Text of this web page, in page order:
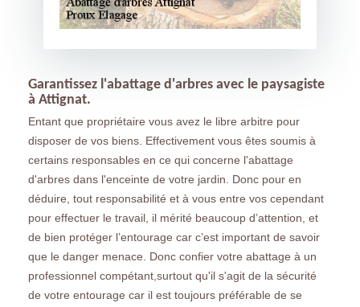
Garantissez l'abattage d'arbres avec le paysagiste
à Attignat.
Entant que propriétaire vous avez le libre arbitre pour
disposer de vos biens. Effectivement vous êtes soumis à
certains responsables en ce qui concerne l'abattage
d'arbres dans l'enceinte de votre jardin. Donc pour en
déduire, tout responsabilité et à vous entre vos cependant
pour effectuer le travail, il mérité beaucoup d’attention, et
de bien protéger l’entourage car c’est important de savoir
que le danger menace. Donc confier votre abattage à un
professionnel compétant,surtout qu'il s'agit de la sécurité
de votre entourage car il est toujours préférable de se